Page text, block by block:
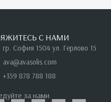
С НАМИ
гр. София 1504 ул. Герлово 15
ava@avasolis.com
+359 878 788 188
за нами